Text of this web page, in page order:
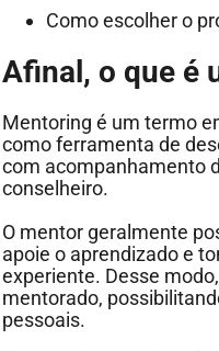
Como escolher o
Afinal, o que é
Mentoring é um termo
como ferramenta de
com acompanhamento
conselheiro.
O mentor geralmente
apoie o aprendizado e
experiente. Desse
mentorado,
pessoais.